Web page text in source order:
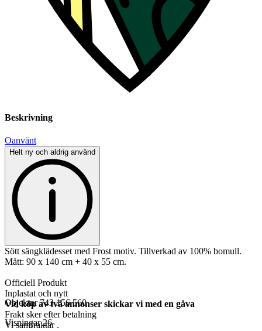
Beskrivning
Oanvänt
Helt ny och aldrig använd
Sött sängklädesset med Frost motiv. Tillverkad av 100% bomull.
Mått: 90 x 140 cm + 40 x 55 cm.
Officiell Produkt
Inplastat och nytt
Vid köp av två annonser skickar vi med en gåva
Frakt sker efter betalning
Vi samfraktar .
Objektnr 743 156 560
Visningar 26